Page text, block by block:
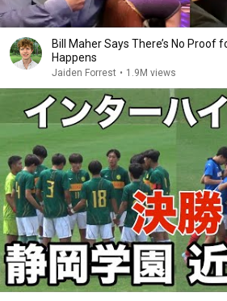
Bill Maher Says There’s No Proof
Happens
Jaiden Forrest • 1.9M views